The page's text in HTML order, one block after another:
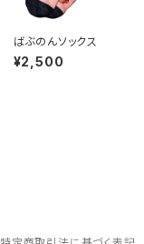
ばぶのんソックス
¥2,500